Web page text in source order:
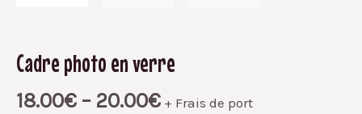
Cadre photo en verre
18.00€ – 20.00€ + Frais de port